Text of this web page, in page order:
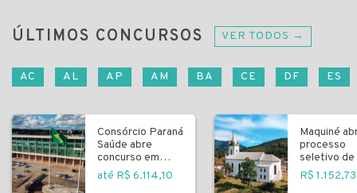
ÚLTIMOS CONCURSOS VER TODOS →
AC AL AP AM BA CE DF ES
Consórcio Paraná
Saúde abre
concurso em
Curitiba
até R$ 6.114,10
Maquiné
processo
seletivo de
R$ 1.152,73